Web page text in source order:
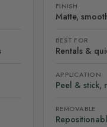
FINISH
Matte,
BEST FOR
Rentals &
APPLICATION
Peel & stick,
REMOVABLE